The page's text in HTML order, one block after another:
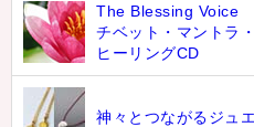
The Blessing Voice
チベット・マントラ・
ヒーリングCD
神々とつながるジュ